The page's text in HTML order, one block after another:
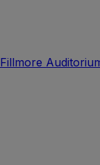
Fillmore